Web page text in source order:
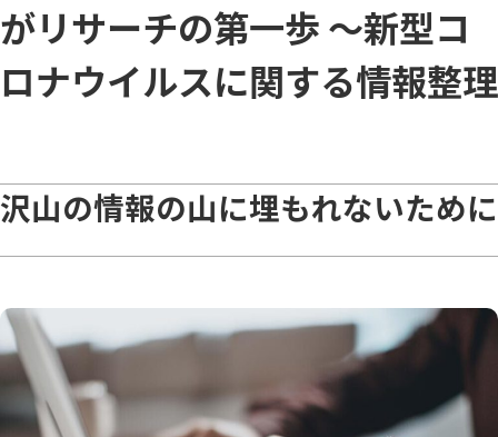
がリサーチの第一歩 ～新型コ
ロナウイルスに関する情報整理
沢山の情報の山に埋もれないために